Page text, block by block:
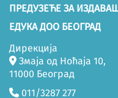
ПРЕДУЗЕЋЕ ЗА
ЕДУКА ДОО БЕОГРАД
Дирекција
Змаја од Ноћаја 10,
11000 Београд
011/3287 277